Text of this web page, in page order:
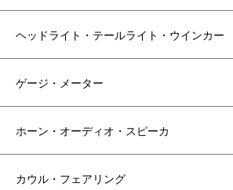
ヘッドライト・テールライト・ウインカー
ゲージ・メーター
ホーン・オーディオ・スピーカ
カウル・フェアリング